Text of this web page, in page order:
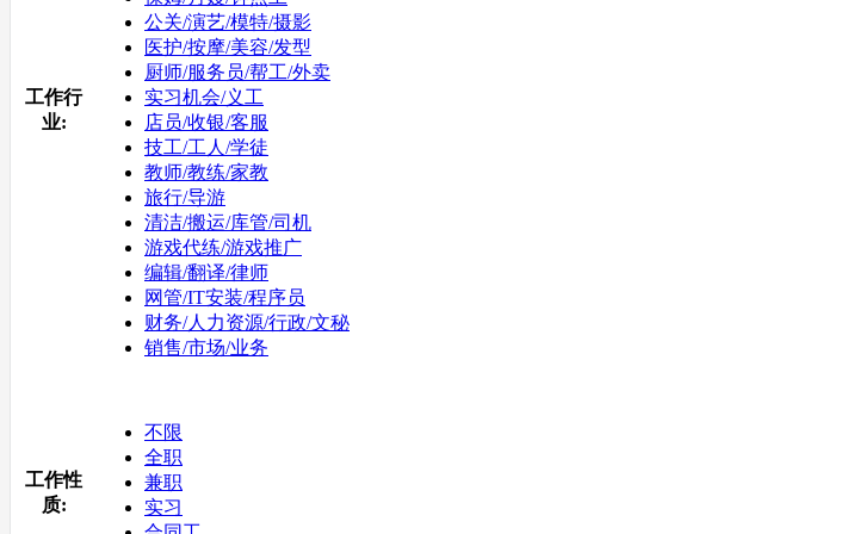
工作行
业:
公关/演艺/模特/摄影
医护/按摩/美容/发型
厨师/服务员/帮工/外卖
实习机会/义工
店员/收银/客服
技工/工人/学徒
教师/教练/家教
旅行/导游
清洁/搬运/库管/司机
游戏代练/游戏推广
编辑/翻译/律师
网管/IT安装/程序员
财务/人力资源/行政/文秘
销售/市场/业务
工作性
质:
不限
全职
兼职
实习